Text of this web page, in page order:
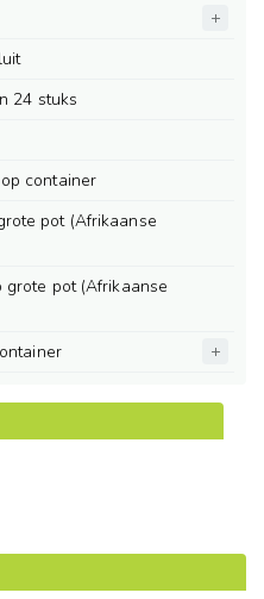
24 stuks
container
pot (Afrikaanse
pot (Afrikaanse